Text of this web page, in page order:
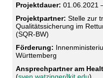
Projektdauer: 01.06.2021
Projektpartner: Stelle zur
Qualitätssicherung im
(SQR-BW)
Förderung:
Württemberg
Ansprechpartner am